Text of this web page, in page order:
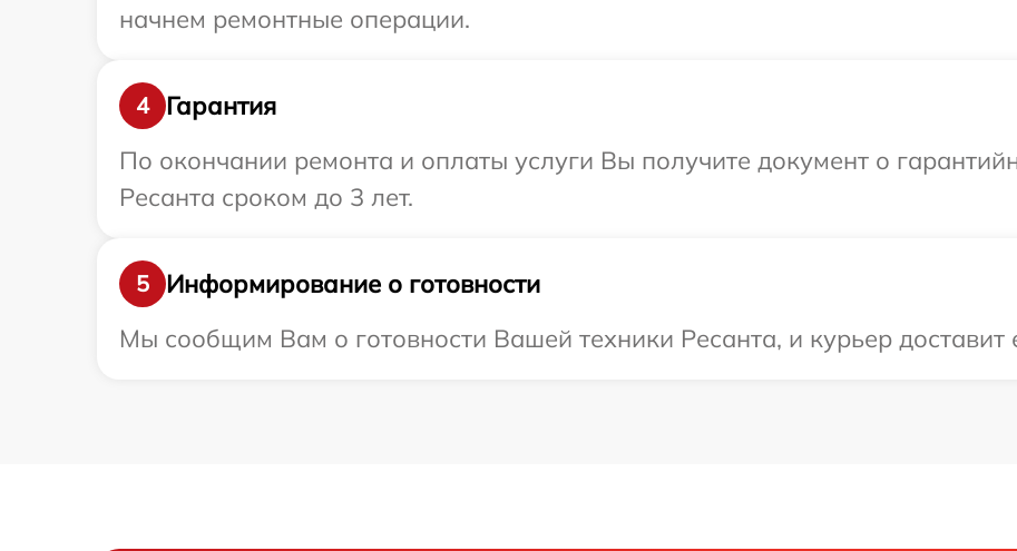
начнем ремонтные операции.
4
Гарантия
По окончании ремонта и оплаты услуги Вы получите документ о
Ресанта сроком до 3 лет.
5
Информирование о готовности
Мы сообщим Вам о готовности Вашей техники Ресанта, и курьер доставит